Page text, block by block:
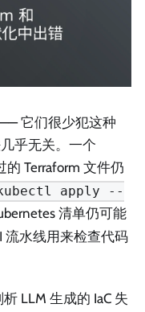
它们很少犯这种
乎无关。一个
的 Terraform 文件仍
apply --
清单仍可能
流水线用来检查代码
LLM 生成的 IaC 失